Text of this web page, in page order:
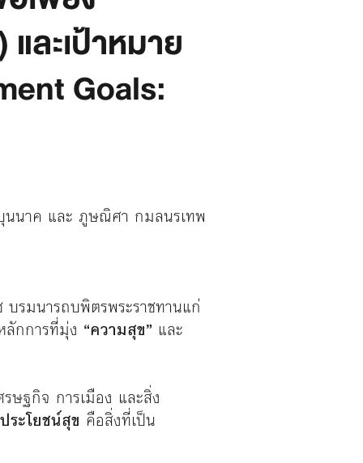
ละเป้าหมาย
Goals:
นาค และ ภูษณิศา กมลนรเทพ
รมนารถบพิตรพระราชทานแก่
กการที่มุ่ง “ความสุข” และ
ษฐกิจ การเมือง และสิ่ง
ประโยชน์สุข คือสิ่งที่เป็น